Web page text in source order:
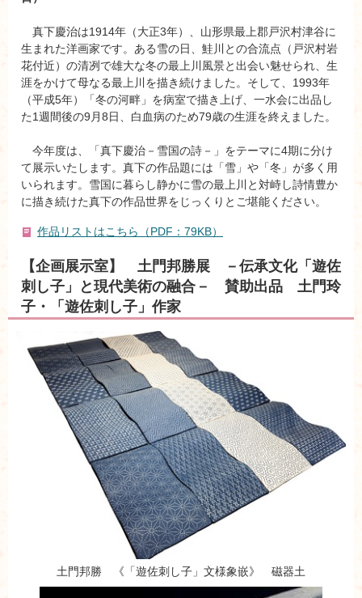
真下慶治は1914年（大正3年）、山形県最上郡戸沢村津谷に
生まれた洋画家です。ある雪の日、鮭川との合流点（戸沢村岩
花付近）の清冽で雄大な冬の最上川風景と出会い魅せられ、生
涯をかけて母なる最上川を描き続けました。そして、1993年
（平成5年）「冬の河畔」を病室で描き上げ、一水会に出品し
た1週間後の9月8日、白血病のため79歳の生涯を終えました。
今年度は、「真下慶治－雪国の詩－」をテーマに4期に分け
て展示いたします。真下の作品題には「雪」や「冬」が多く用
いられます。雪国に暮らし静かに雪の最上川と対峙し詩情豊か
に描き続けた真下の作品世界をじっくりとご堪能ください。
作品リストはこちら（PDF：79KB）
【企画展示室】 土門邦勝展 －伝承文化「遊佐
刺し子」と現代美術の融合－ 賛助出品 土門玲
子・「遊佐刺し子」作家
土門邦勝 《「遊佐刺し子」文様象嵌》 磁器土